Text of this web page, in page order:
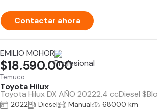
Contactar ahora
EMILIO MOHOR
Temuco
Toyota Hilux
Toyota Hilux DX AÑO 20222.4 ccDiesel
$18.590.000
2022 Diesel Manual 68000 km